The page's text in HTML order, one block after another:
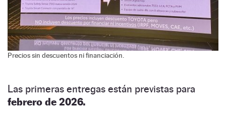
Precios sin descuentos ni financiación.
Las primeras entregas están previstas para
febrero de 2026.